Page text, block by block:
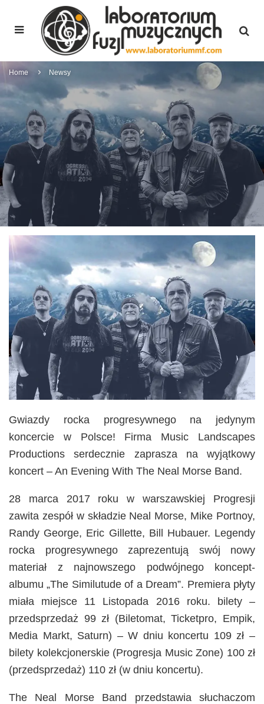
Home Newsy
Gwiazdy rocka progresywnego na jedynym
koncercie w Polsce! Firma Music Landscapes
Productions serdecznie zaprasza na wyjątkowy
koncert – An Evening With The Neal Morse Band.
28 marca 2017 roku w warszawskiej Progresji
zawita zespół w składzie Neal Morse, Mike Portnoy,
Randy George, Eric Gillette, Bill Hubauer. Legendy
rocka progresywnego zaprezentują swój nowy
materiał z najnowszego podwójnego koncept-
albumu „The Similutude of a Dream”. Premiera płyty
miała miejsce 11 Listopada 2016 roku. bilety –
przedsprzedaż 99 zł (Biletomat, Ticketpro, Empik,
Media Markt, Saturn) – W dniu koncertu 109 zł –
bilety kolekcjonerskie (Progresja Music Zone) 100 zł
(przedsprzedaż) 110 zł (w dniu koncertu).
The Neal Morse Band przedstawia słuchaczom